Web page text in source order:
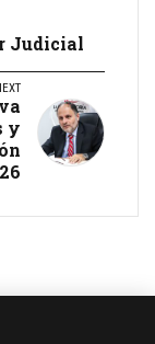
Judicial
y